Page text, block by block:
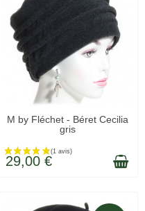
EN STOCK
M by Fléchet - Béret Cecilia
gris
29,00 €